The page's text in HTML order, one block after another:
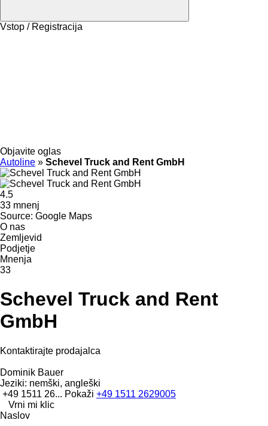
Vstop / Registracija
Objavite oglas
Autoline » Schevel Truck and Rent GmbH
4.5
33 mnenj
Source: Google Maps
O nas
Zemljevid
Podjetje
Mnenja
33
Schevel Truck and Rent
GmbH
Kontaktirajte prodajalca
Dominik Bauer
Jeziki: nemški, angleški
+49 1511 26... Pokaži +49 1511 2629005
Vrni mi klic
Naslov